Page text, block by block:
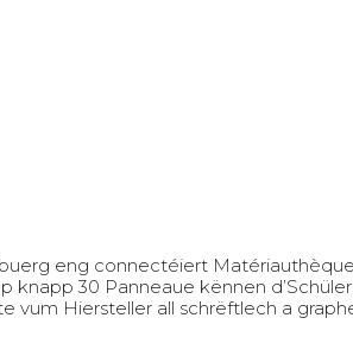
eng connectéiert
knapp 30 Panneaue kënnen
vum Hiersteller all schrëftlech a